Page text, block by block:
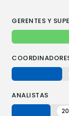
GERENTES Y
ANALISTAS